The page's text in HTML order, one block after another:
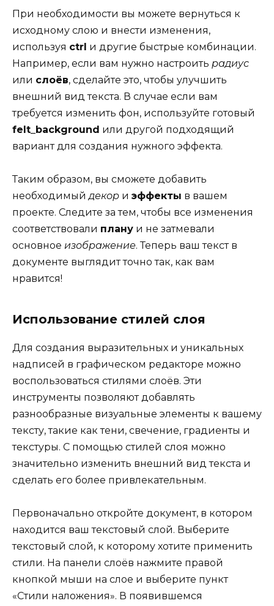
При необходимости вы можете вернуться к
исходному слою и внести изменения,
используя ctrl и другие быстрые комбинации.
Например, если вам нужно настроить радиус
или слоёв, сделайте это, чтобы улучшить
внешний вид текста. В случае если вам
требуется изменить фон, используйте готовый
felt_background или другой подходящий
вариант для создания нужного эффекта.
Таким образом, вы сможете добавить
необходимыйдекор и эффекты в вашем
проекте. Следите за тем, чтобы все изменения
соответствовали плану и не затмевали
основное изображение. Теперь ваш текст в
документе выглядит точно так, как вам
нравится!
Использование стилей слоя
Для создания выразительных и уникальных
надписей в графическом редакторе можно
воспользоваться стилями слоёв. Эти
инструменты позволяют добавлять
разнообразные визуальные элементы к вашему
тексту, такие как тени, свечение, градиенты и
текстуры. С помощью стилей слоя можно
значительно изменить внешний вид текста и
сделать его более привлекательным.
Первоначально откройте документ, в котором
находится ваш текстовый слой. Выберите
текстовый слой, к которому хотите применить
стили. На панели слоёв нажмите правой
кнопкой мыши на слое и выберите пункт
«Стили наложения». В появившемся